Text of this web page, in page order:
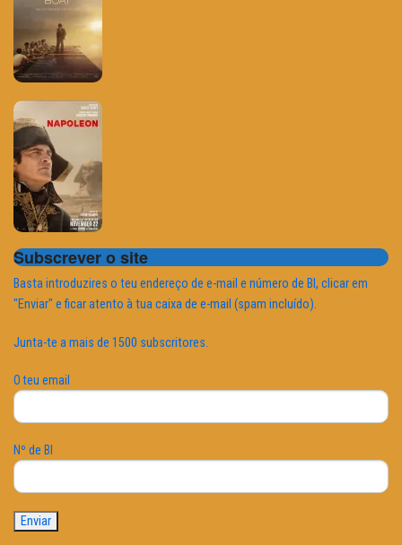
Subscrever o site
Basta introduzires o teu endereço de e-mail e número de BI, clicar em
"Enviar" e ficar atento à tua caixa de e-mail (spam incluído).
Junta-te a mais de 1500 subscritores.
O teu email
Nº de BI